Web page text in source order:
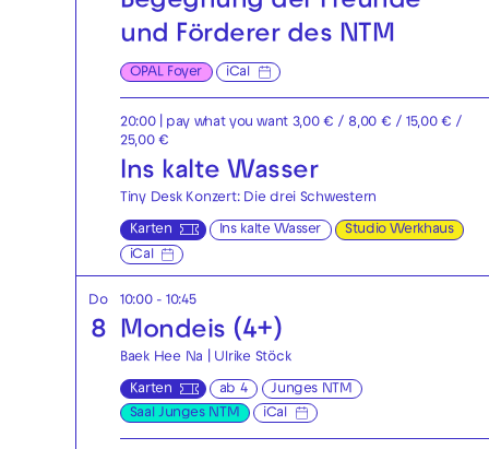
und Förderer des NTM
OPAL Foyer iCal
20:00
| pay what you want 3,00 € / 8,00 € / 15,00 € /
25,00 €
Ins kalte Wasser
Tiny Desk Konzert: Die drei Schwestern
Karten Ins kalte Wasser
Studio Werkhaus
iCal
Do
8
10:00 - 10:45
Mondeis (4+)
Baek Hee Na | Ulrike Stöck
Karten ab 4
Junges NTM
Saal Junges NTM
iCal